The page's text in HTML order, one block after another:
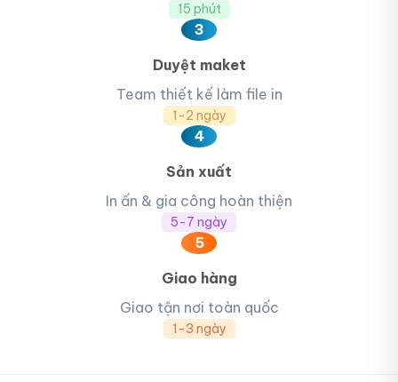
15 phút
3
Duyệt maket
Team thiết kế làm file in
1-2 ngày
4
Sản xuất
In ấn & gia công hoàn thiện
5-7 ngày
5
Giao hàng
Giao tận nơi toàn quốc
1-3 ngày